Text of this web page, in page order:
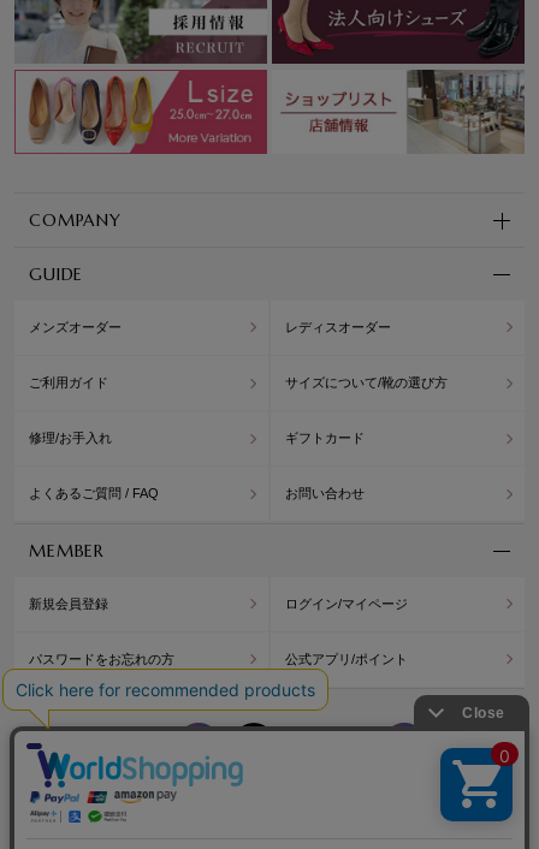
COMPANY
GUIDE
メンズオーダー レディスオーダー
ご利用ガイド サイズについて/靴の選び方
修理/お手入れ ギフトカード
よくあるご質問 / FAQ お問い合わせ
MEMBER
新規会員登録 ログイン/マイページ
パスワードをお忘れの方 公式アプリ/ポイント